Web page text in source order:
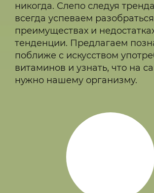
никогда. Слепо следуя
всегда успеваем
преимуществах и
тенденции. Предлагаем
поближе с искусством
витаминов и узнать, что на
нужно нашему организму.